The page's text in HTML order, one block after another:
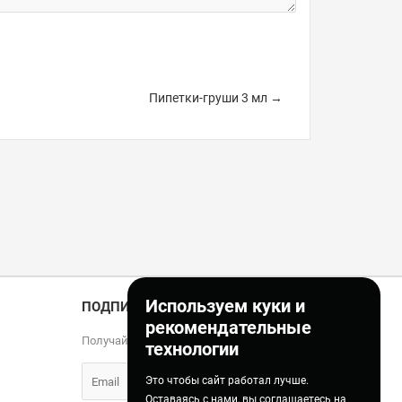
Используем куки и
рекомендательные
технологии
Это чтобы сайт работал лучше.
Оставаясь с нами, вы соглашаетесь на
Пипетки-груши 3 мл →
ПОДПИСКА
Получайте только полезные статьи!